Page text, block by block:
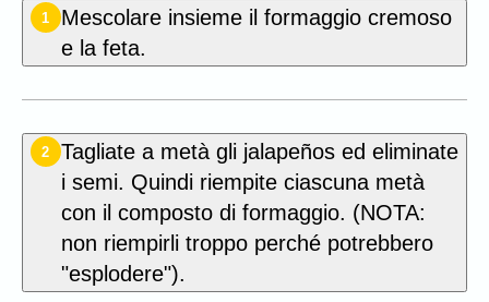
1
Mescolare insieme il formaggio cremoso
e la feta.
2
Tagliate a metà gli jalapeños ed eliminate
i semi. Quindi riempite ciascuna metà
con il composto di formaggio. (NOTA:
non riempirli troppo perché potrebbero
"esplodere").